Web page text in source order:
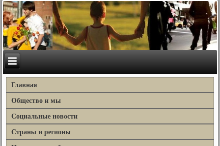
Главная
Общество и мы
Социальные новости
Страны и регионы